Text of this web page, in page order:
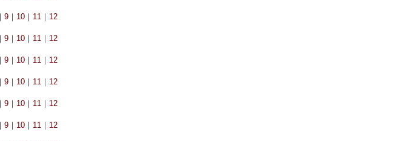
｜ 9 ｜ 10 ｜ 11 ｜ 12
｜ 9 ｜ 10 ｜ 11 ｜ 12
｜ 9 ｜ 10 ｜ 11 ｜ 12
｜ 9 ｜ 10 ｜ 11 ｜ 12
｜ 9 ｜ 10 ｜ 11 ｜ 12
｜ 9 ｜ 10 ｜ 11 ｜ 12